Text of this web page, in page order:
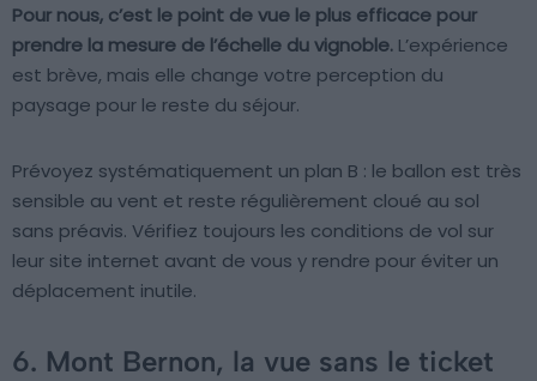
Pour nous, c’est le point de vue le plus efficace pour
prendre la mesure de l’échelle du vignoble. L’expérience
est brève, mais elle change votre perception du
paysage pour le reste du séjour.
Prévoyez systématiquement un plan B : le ballon est très
sensible au vent et reste régulièrement cloué au sol
sans préavis. Vérifiez toujours les conditions de vol sur
leur site internet avant de vous y rendre pour éviter un
déplacement inutile.
6. Mont Bernon, la vue sans le ticket